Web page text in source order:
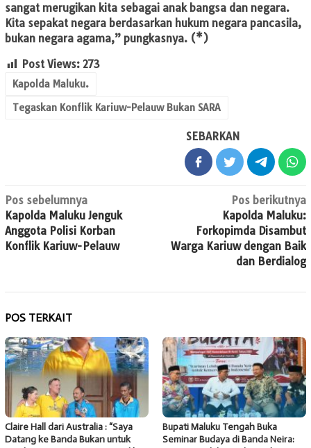
sangat merugikan kita sebagai anak bangsa dan negara.
Kita sepakat negara berdasarkan hukum negara pancasila,
bukan negara agama,” pungkasnya. (*)
Post Views: 273
Kapolda Maluku.
Tegaskan Konflik Kariuw-Pelauw Bukan SARA
SEBARKAN
Navigasi
pos
Pos sebelumnya
Kapolda Maluku Jenguk
Anggota Polisi Korban
Konflik Kariuw-Pelauw
Pos berikutnya
Kapolda Maluku:
Forkopimda Disambut
Warga Kariuw dengan Baik
dan Berdialog
POS TERKAIT
Claire Hall dari Australia : “Saya
Datang ke Banda Bukan untuk
Bupati Maluku Tengah Buka
Seminar Budaya di Banda Neira: